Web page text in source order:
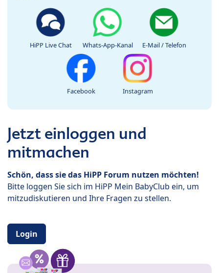
HiPP Live Chat Whats-App-Kanal E-Mail / Telefon
Facebook Instagram
Jetzt einloggen und
mitmachen
Schön, dass sie das HiPP Forum nutzen möchten!
Bitte loggen Sie sich im HiPP Mein BabyClub ein, um
mitzudiskutieren und Ihre Fragen zu stellen.
Login